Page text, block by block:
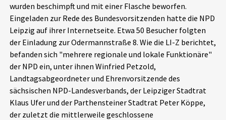
Leipziger Zustände
Schlaglichter
Phänomene
Aktuelles
wurden beschimpft und mit einer Flasche beworfen.
Eingeladen zur Rede des Bundesvorsitzenden hatte die NPD
Leipzig auf ihrer Internetseite. Etwa 50 Besucher folgten
der Einladung zur Odermannstraße 8. Wie die LI-Z berichtet,
befanden sich "mehrere regionale und lokale Funktionäre"
der NPD ein, unter ihnen Winfried Petzold,
Landtagsabgeordneter und Ehrenvorsitzende des
sächsischen NPD-Landesverbands, der Leipziger Stadtrat
Klaus Ufer und der Parthensteiner Stadtrat Peter Köppe,
der zuletzt die mittlerweile geschlossene